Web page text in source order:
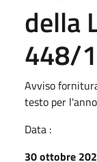
della
448/
Avviso
testo per
Data :
30 ottobre